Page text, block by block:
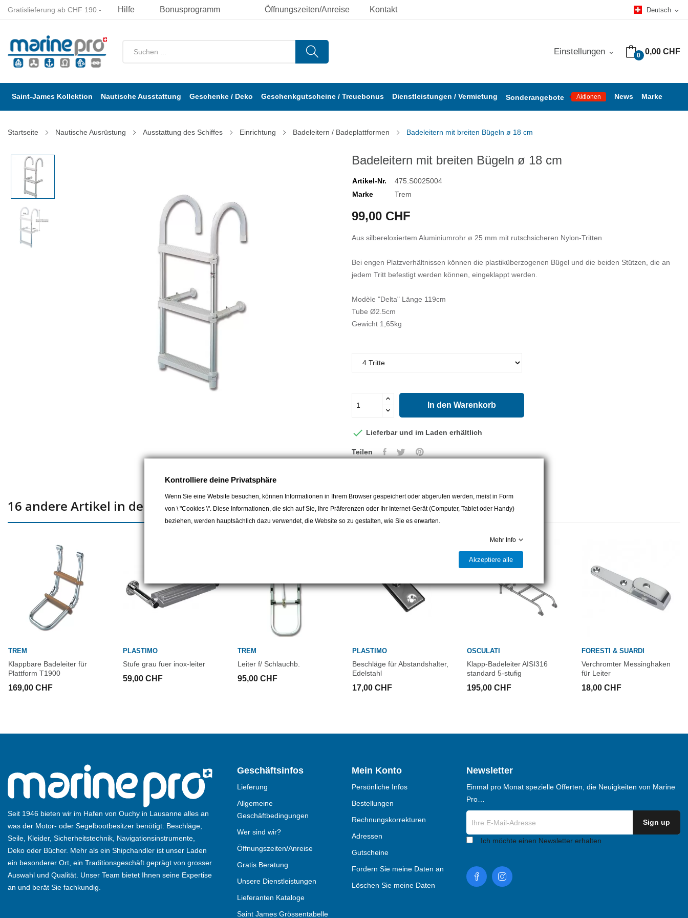
Öffnungszeiten/Anreise Kontakt Deutsch expand_more
Gratislieferung ab CHF 190.- Hilfe Bonusprogramm
0 0,00 CHF
Einstellungen expand_more
Saint-James Kollektion Nautische Ausstattung Geschenke / Deko Geschenkgutscheine / Treuebonus Dienstleistungen / Vermietung Sonderangebote Aktionen News Marke
Startseite Nautische Ausrüstung Ausstattung des Schiffes Einrichtung Badeleitern / Badeplattformen Badeleitern mit breiten Bügeln ø 18 cm
Badeleitern mit breiten Bügeln ø 18 cm
Artikel-Nr.
475.S0025004
Marke
Trem
99,00 CHF
Aus silbereloxiertem Aluminiumrohr ø 25 mm mit rutschsicheren Nylon-Tritten
Bei engen Platzverhältnissen können die plastiküberzogenen Bügel und die beiden Stützen, die an
jedem Tritt befestigt werden können, eingeklappt werden.
Modèle "Delta" Länge 119cm
Tube Ø2.5cm
Gewicht 1,65kg
In den Warenkorb
 Lieferbar und im Laden erhältlich
Teilen
16 andere Artikel in der gleichen Kategorie:
TREM
Klappbare Badeleiter für
Plattform T1900
169,00 CHF
PLASTIMO
Stufe grau fuer inox-leiter
59,00 CHF
TREM
Leiter f/ Schlauchb.
95,00 CHF
PLASTIMO
Beschläge für Abstandshalter,
Edelstahl
17,00 CHF
OSCULATI
Klapp-Badeleiter AISI316
standard 5-stufig
195,00 CHF
FORESTI & SUARDI
Verchromter Messinghaken
für Leiter
18,00 CHF
Seit 1946 bieten wir im Hafen von Ouchy in Lausanne alles an
was der Motor- oder Segelbootbesitzer benötigt: Beschläge,
Seile, Kleider, Sicherheitstechnik, Navigationsinstrumente,
Deko oder Bücher. Mehr als ein Shipchandler ist unser Laden
ein besonderer Ort, ein Traditionsgeschäft geprägt von grosser
Auswahl und Qualität. Unser Team bietet Ihnen seine Expertise
an und berät Sie fachkundig.
Geschäftsinfos
Lieferung
Allgemeine
Geschäftbedingungen
Wer sind wir?
Öffnungszeiten/Anreise
Gratis Beratung
Unsere Dienstleistungen
Lieferanten Kataloge
Saint James Grössentabelle
Mein Konto
Persönliche Infos
Bestellungen
Rechnungskorrekturen
Adressen
Gutscheine
Fordern Sie meine Daten an
Löschen Sie meine Daten
Newsletter
Einmal pro Monat spezielle Offerten, die Neuigkeiten von Marine
Pro…
Ich möchte einen Newsletter erhalten
Kontrolliere deine Privatsphäre
Wenn Sie eine Website besuchen, können Informationen in Ihrem Browser gespeichert oder abgerufen werden, meist in Form
von \ "Cookies \". Diese Informationen, die sich auf Sie, Ihre Präferenzen oder Ihr Internet-Gerät (Computer, Tablet oder Handy)
beziehen, werden hauptsächlich dazu verwendet, die Website so zu gestalten, wie Sie es erwarten.
Mehr Info
Akzeptiere alle